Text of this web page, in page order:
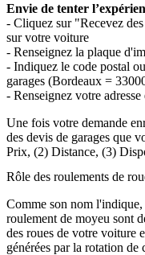
Envie de tenter
- Cliquez sur "Recevez
sur votre voiture
- Renseignez la plaque
- Indiquez le code postal
garages (Bordeaux =
- Renseignez votre adresse
Une fois votre demande
des devis de garages que
Prix, (2) Distance, (3)
Rôle des roulements de
Comme son nom l'indique,
roulement de moyeu sont
des roues de votre voiture
générées par la rotation de